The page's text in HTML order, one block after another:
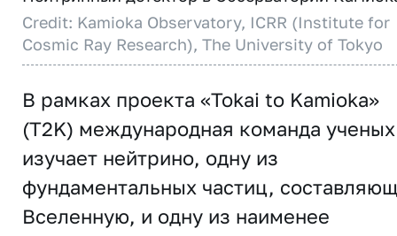
Credit: Kamioka Observatory, ICRR (Institute for
Cosmic Ray Research), The University of Tokyo
В рамках проекта «Tokai to Kamioka»
(T2K) международная команда ученых
изучает нейтрино, одну из
фундаментальных частиц,
Вселенную, и одну из наименее